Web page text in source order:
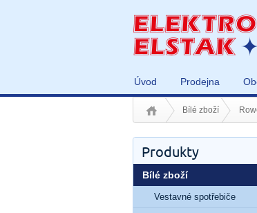
Úvod Prodejna
Bílé zboží
Produkty
Bílé zboží
Vestavné spotřebiče